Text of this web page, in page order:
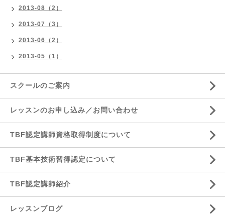
2013-08（2）
2013-07（3）
2013-06（2）
2013-05（1）
スクールのご案内
レッスンのお申し込み／お問い合わせ
TBF認定講師資格取得制度について
TBF基本技術習得認定について
TBF認定講師紹介
レッスンブログ